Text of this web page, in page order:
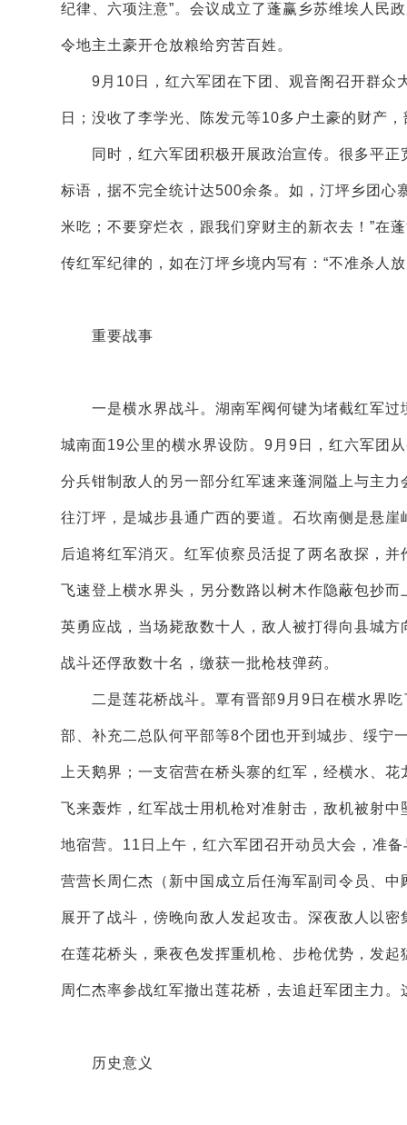
纪律、六项注意”。会议成立了蓬赢乡苏维埃人民
令地主土豪开仓放粮给穷苦百姓。
9月10日，红六军团在下团、观音阁召开群众
日；没收了李学光、陈发元等10多户土豪的财产
同时，红六军团积极开展政治宣传。很多平正
标语，据不完全统计达500余条。如，汀坪乡团心
米吃；不要穿烂衣，跟我们穿财主的新衣去！”在
传红军纪律的，如在汀坪乡境内写有：“不准杀人
重要战事
一是横水界战斗。湖南军阀何键为堵截红军过
城南面19公里的横水界设防。9月9日，红六军团
分兵钳制敌人的另一部分红军速来蓬洞隘上与主
往汀坪，是城步县通广西的要道。石坎南侧是悬
后追将红军消灭。红军侦察员活捉了两名敌探，
飞速登上横水界头，另分数路以树木作隐蔽包抄
英勇应战，当场毙敌数十人，敌人被打得向县城
战斗还俘敌数十名，缴获一批枪枝弹药。
二是莲花桥战斗。覃有晋部9月9日在横水界吃
部、补充二总队何平部等8个团也开到城步、绥宁
上天鹅界；一支宿营在桥头寨的红军，经横水、
飞来轰炸，红军战士用机枪对准射击，敌机被射
地宿营。11日上午，红六军团召开动员大会，准
营营长周仁杰（新中国成立后任海军副司令员、
展开了战斗，傍晚向敌人发起攻击。深夜敌人以
在莲花桥头，乘夜色发挥重机枪、步枪优势，发
周仁杰率参战红军撤出莲花桥，去追赶军团主力
历史意义